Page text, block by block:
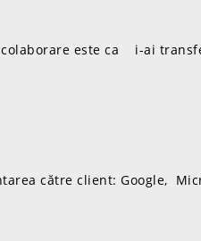
este ca i-ai
către client: Google,